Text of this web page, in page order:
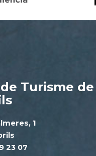
Turisme de
1
23 07